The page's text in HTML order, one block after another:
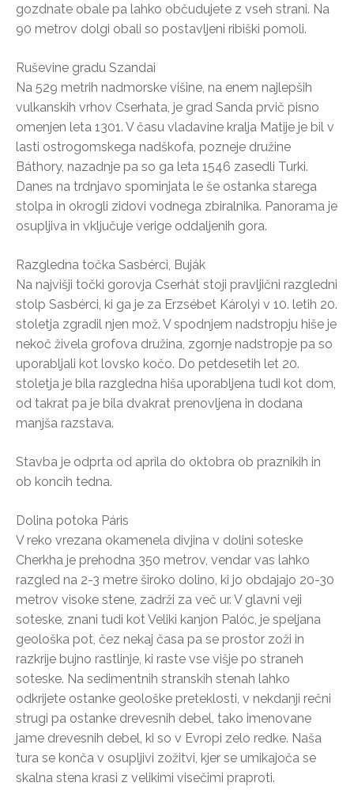
gozdnate obale pa lahko občudujete z vseh strani. Na
90 metrov dolgi obali so postavljeni ribiški pomoli.
Ruševine gradu Szandai
Na 529 metrih nadmorske višine, na enem najlepših
vulkanskih vrhov Cserhata, je grad Sanda prvič pisno
omenjen leta 1301. V času vladavine kralja Matije je bil v
lasti ostrogomskega nadškofa, pozneje družine
Báthory, nazadnje pa so ga leta 1546 zasedli Turki.
Danes na trdnjavo spominjata le še ostanka starega
stolpa in okrogli zidovi vodnega zbiralnika. Panorama je
osupljiva in vključuje verige oddaljenih gora.
Razgledna točka Sasbérci, Buják
Na najvišji točki gorovja Cserhát stoji pravljični razgledni
stolp Sasbérci, ki ga je za Erzsébet Károlyi v 10. letih 20.
stoletja zgradil njen mož. V spodnjem nadstropju hiše je
nekoč živela grofova družina, zgornje nadstropje pa so
uporabljali kot lovsko kočo. Do petdesetih let 20.
stoletja je bila razgledna hiša uporabljena tudi kot dom,
od takrat pa je bila dvakrat prenovljena in dodana
manjša razstava.
Stavba je odprta od aprila do oktobra ob praznikih in
ob koncih tedna.
Dolina potoka Páris
V reko vrezana okamenela divjina v dolini soteske
Cherkha je prehodna 350 metrov, vendar vas lahko
razgled na 2-3 metre široko dolino, ki jo obdajajo 20-30
metrov visoke stene, zadrži za več ur. V glavni veji
soteske, znani tudi kot Veliki kanjon Palóc, je speljana
geološka pot, čez nekaj časa pa se prostor zoži in
razkrije bujno rastlinje, ki raste vse višje po straneh
soteske. Na sedimentnih stranskih stenah lahko
odkrijete ostanke geološke preteklosti, v nekdanji rečni
strugi pa ostanke drevesnih debel, tako imenovane
jame drevesnih debel, ki so v Evropi zelo redke. Naša
tura se konča v osupljivi zožitvi, kjer se umikajoča se
skalna stena krasi z velikimi visečimi praproti.